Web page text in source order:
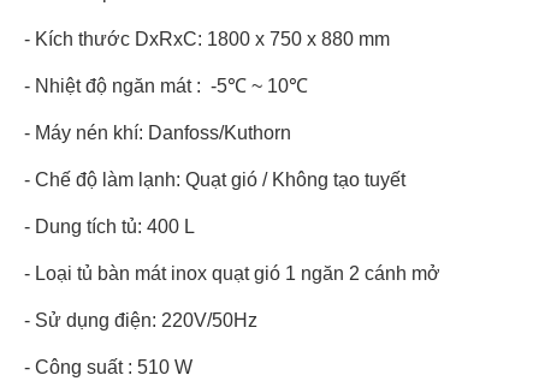
- Kích thước DxRxC: 1800 x 750 x 880 mm
- Nhiệt độ ngăn mát : -5℃ ~ 10℃
- Máy nén khí: Danfoss/Kuthorn
- Chế độ làm lạnh: Quạt gió / Không tạo tuyết
- Dung tích tủ: 400 L
- Loại tủ bàn mát inox quạt gió 1 ngăn 2 cánh mở
- Sử dụng điện: 220V/50Hz
- Công suất : 510 W